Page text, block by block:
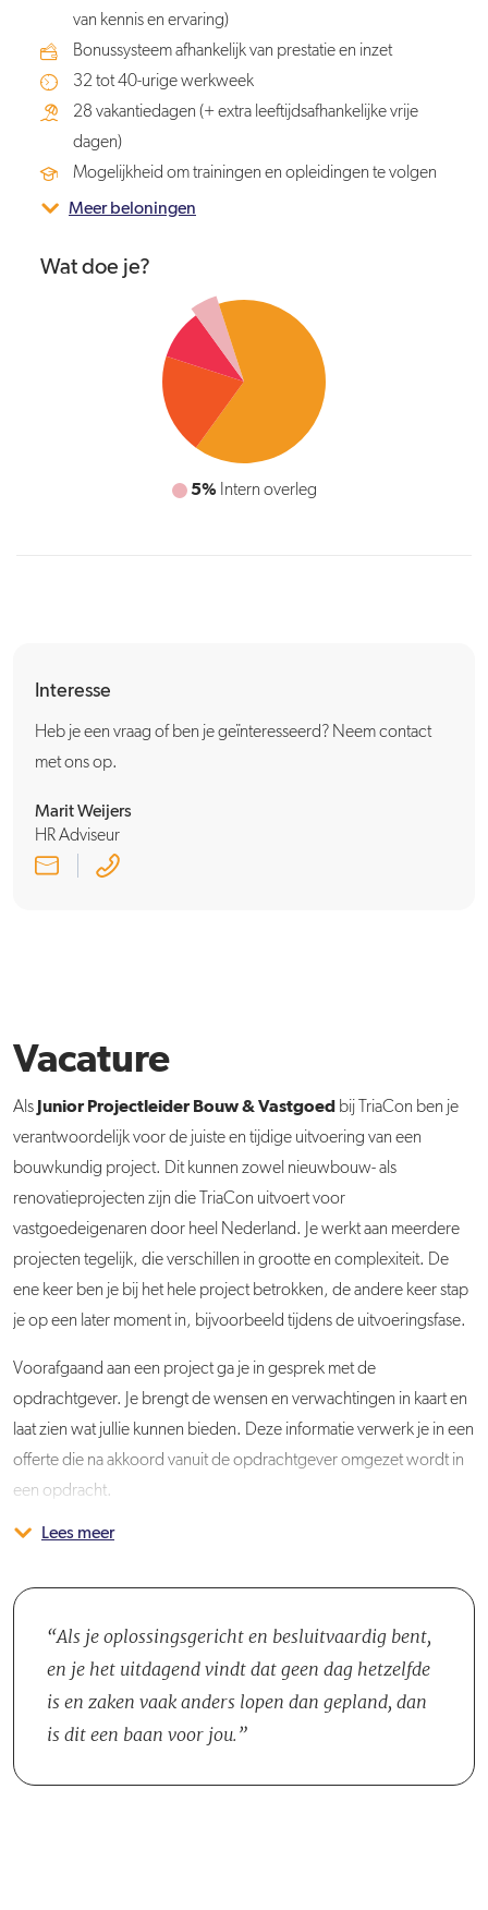
van kennis en ervaring)
Bonussysteem afhankelijk van prestatie en inzet
32 tot 40-urige werkweek
28 vakantiedagen (+ extra leeftijdsafhankelijke vrije
dagen)
Mogelijkheid om trainingen en opleidingen te volgen
Meer beloningen
Wat doe je?
5% Intern overleg
Interesse
Heb je een vraag of ben je geïnteresseerd? Neem contact
met ons op.
Marit Weijers
HR Adviseur
Vacature
Als Junior Projectleider Bouw & Vastgoed bij TriaCon ben je
verantwoordelijk voor de juiste en tijdige uitvoering van een
bouwkundig project. Dit kunnen zowel nieuwbouw- als
renovatieprojecten zijn die TriaCon uitvoert voor
vastgoedeigenaren door heel Nederland. Je werkt aan meerdere
projecten tegelijk, die verschillen in grootte en complexiteit. De
ene keer ben je bij het hele project betrokken, de andere keer stap
je op een later moment in, bijvoorbeeld tijdens de uitvoeringsfase.
Voorafgaand aan een project ga je in gesprek met de
opdrachtgever. Je brengt de wensen en verwachtingen in kaart en
laat zien wat jullie kunnen bieden. Deze informatie verwerk je in een
offerte die na akkoord vanuit de opdrachtgever omgezet wordt in
een opdracht.
Wanneer het project van start gaat, houd je de voortgang en het
bouwvergaderingen, hebt regelmatig contact met opdrachtgevers
en schrijft rapportages omtrent de kwaliteitstoetsing op de bouw.
Wanneer een project opgeleverd wordt, ben je verantwoordelijk
voor het aanleveren van het opleverdossier.
Je bent onderdeel van de afdeling Bouw & Beheer, dat bestaat uit
leuk vindt, begeleid je de stagiair(e). Dit doe je door hem of haar
uitleg te geven terwijl ze met je meeloopt. Ook kan een stagiair(e)
uitvoerende taken van je overnemen.
Lees meer
Als je oplossingsgericht en besluitvaardig bent,
en je het uitdagend vindt dat geen dag hetzelfde
is en zaken vaak anders lopen dan gepland, dan
is dit een baan voor jou.